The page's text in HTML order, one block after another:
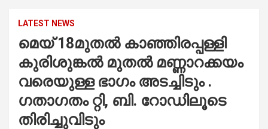
LATEST NEWS
മെയ് 18മുതൽ കാഞ്ഞിരപ്പള്ളി
കുരിശുങ്കൽ മുതൽ മണ്ണാറക്കയം
വരെയുള്ള ഭാഗം അടച്ചിടും .
ഗതാഗതം റ്റി, ബി. റോഡിലൂടെ
തിരിച്ചുവിടും